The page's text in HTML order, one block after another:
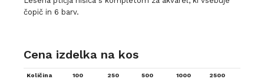
čopič in 6 barv.
Cena izdelka na kos
Količina 100 250 500 1000 2500